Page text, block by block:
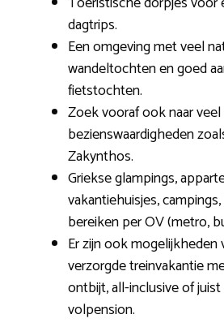
dagtrips.
Een omgeving met veel
wandeltochten en goed
fietstochten.
Zoek vooraf ook naar
bezienswaardigheden
Zakynthos.
Griekse glampings,
vakantiehuisjes,
bereiken per OV (metro,
Er zijn ook
verzorgde treinvakantie
ontbijt, all-inclusive of
volpension.